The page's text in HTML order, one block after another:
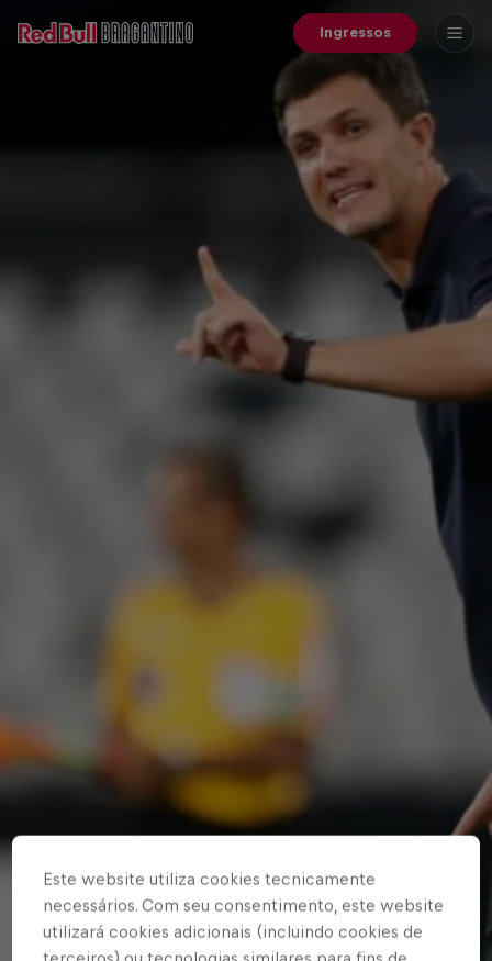
Ingressos
Este website utiliza cookies tecnicamente
necessários. Com seu consentimento, este website
utilizará cookies adicionais (incluindo cookies de